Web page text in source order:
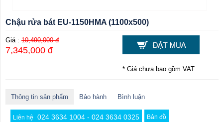
Chậu rửa bát EU-1150HMA (1100x500)
Giá : 10,490,000 đ
7,345,000 đ
* Giá chưa bao gồm VAT
Thông tin sản phẩm Bảo hành Bình luận
Liên hệ 024 3634 1004 - 024 3634 0325 Bản đồ